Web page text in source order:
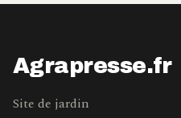
Agrapresse.fr
Site de jardin